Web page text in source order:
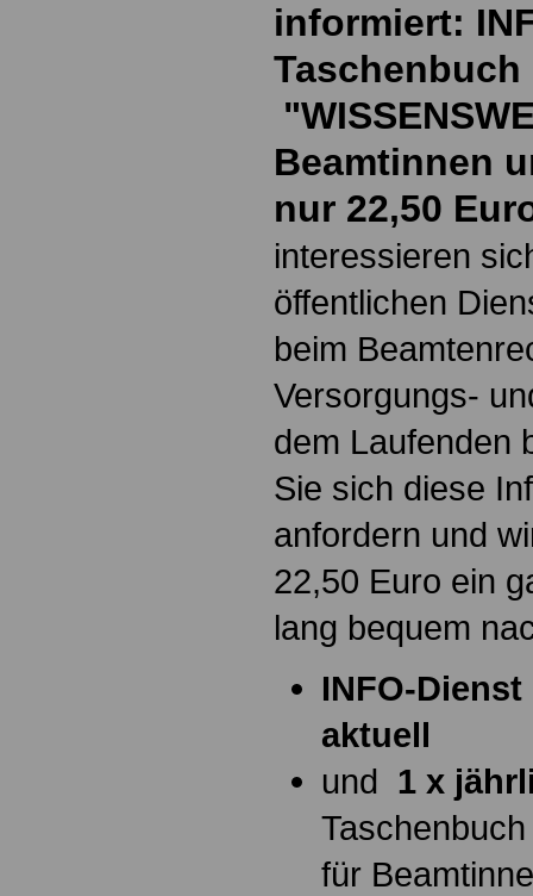
informiert:
Taschenbuch
Beamtinnen
nur 22,50
interessieren
öffentlichen
beim
Versorgungs-
dem Laufenden
Sie sich diese
anfordern und
22,50 Euro ein
lang bequem
INFO-
aktuell
und 1 x
Taschenbuch
für